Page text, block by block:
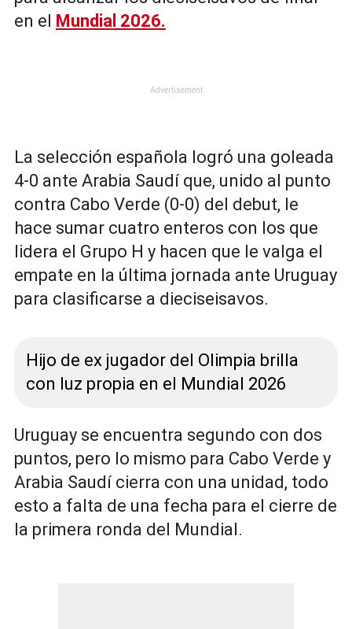
en el
Mundial 2026.
La selección española logró una goleada
4-0 ante Arabia Saudí que, unido al punto
contra Cabo Verde (0-0) del debut, le
hace sumar cuatro enteros con los que
lidera el Grupo H y hacen que le valga el
empate en la última jornada ante Uruguay
para clasificarse a dieciseisavos.
Hijo de ex jugador del Olimpia brilla
con luz propia en el Mundial 2026
Uruguay se encuentra segundo con dos
puntos, pero lo mismo para Cabo Verde y
Arabia Saudí cierra con una unidad, todo
esto a falta de una fecha para el cierre de
la primera ronda del Mundial.